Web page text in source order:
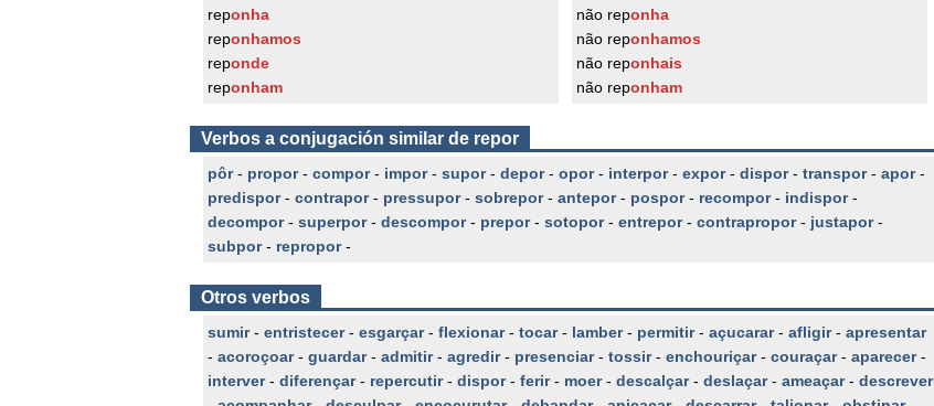
reponha
reponhamos
reponde
reponham
não reponha
não reponhamos
não reponhais
não reponham
Verbos a conjugación similar de repor
pôr- propor- compor- impor- supor- depor- opor- interpor- expor- dispor- transpor- apor-
predispor- contrapor- pressupor- sobrepor- antepor- pospor- recompor- indispor-
decompor- superpor- descompor- prepor- sotopor- entrepor- contrapropor- justapor-
subpor- repropor-
Otros verbos
sumir- entristecer- esgarçar- flexionar- tocar- lamber- permitir- açucarar- afligir- apresentar
- acoroçoar- guardar- admitir- agredir- presenciar- tossir- enchouriçar- couraçar- aparecer-
interver- diferençar- repercutir- dispor- ferir- moer- descalçar- deslaçar- ameaçar- descrever